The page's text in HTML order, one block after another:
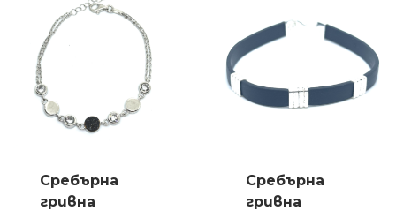
Сребърна
гривна
Сребърна
гривна